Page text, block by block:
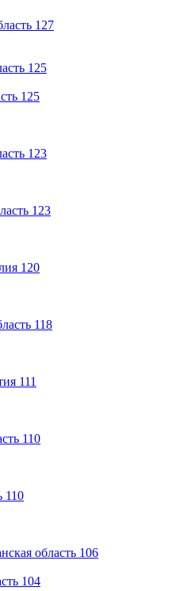
127
125
125
123
123
120
118
111
110
110
область 106
104